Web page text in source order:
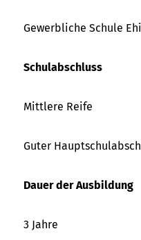
Gewerbliche Schule
Schulabschluss
Mittlere Reife
Guter
Dauer der Ausbildung
3 Jahre